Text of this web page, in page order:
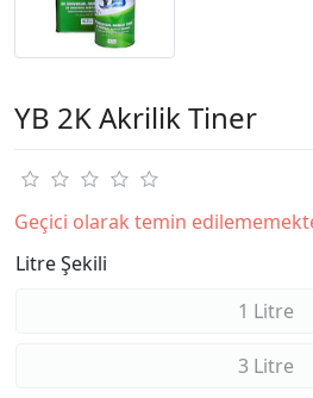
YB 2K Akrilik Tiner
Geçici olarak temin
Litre Şekili
1 Litre
3 Litre